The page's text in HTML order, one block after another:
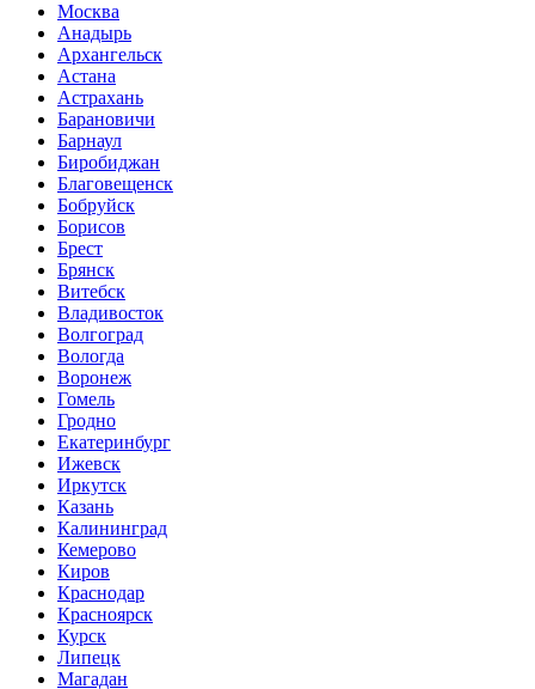
Москва
Анадырь
Архангельск
Астана
Астрахань
Барановичи
Барнаул
Биробиджан
Благовещенск
Бобруйск
Борисов
Брест
Брянск
Витебск
Владивосток
Волгоград
Вологда
Воронеж
Гомель
Гродно
Екатеринбург
Ижевск
Иркутск
Казань
Калининград
Кемерово
Киров
Краснодар
Красноярск
Курск
Липецк
Магадан